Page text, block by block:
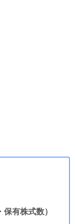
有株式数）